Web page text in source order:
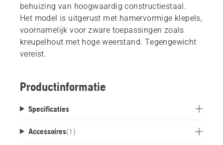
behuizing van hoogwaardig constructiestaal.
Het model is uitgerust met hamervormige klepels,
voornamelijk voor zware toepassingen zoals
kreupelhout met hoge weerstand. Tegengewicht
vereist.
Productinformatie
Specificaties
Accessoires(1 )